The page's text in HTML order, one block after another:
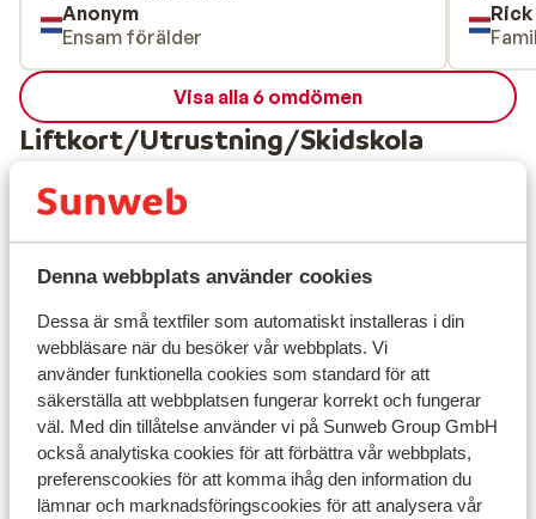
Denna webbplats använder cookies
Dessa är små textfiler som automatiskt installeras i din
webbläsare när du besöker vår webbplats. Vi
använder funktionella cookies som standard för att
säkerställa att webbplatsen fungerar korrekt och fungerar
väl. Med din tillåtelse använder vi på Sunweb Group GmbH
också analytiska cookies för att förbättra vår webbplats,
preferenscookies för att komma ihåg den information du
lämnar och marknadsföringscookies för att analysera vår
georganiseerd zoals skitochten met een
reisleider waar je je voor kon opgeven. Al
met al hebben we een heerlijk verblijf
gehad, zeker een aanrader gezien
prijs/kwaliteit verhouding.
Anonym
Ensam förälder
een
buffet
Rick
Visa alla 6 omdömen
Liftkort/Utrustning/Skidskola
Liftkort
Skidskola
Utrustning
Andra boenden i Hochzillertal
Apart Höllwarth